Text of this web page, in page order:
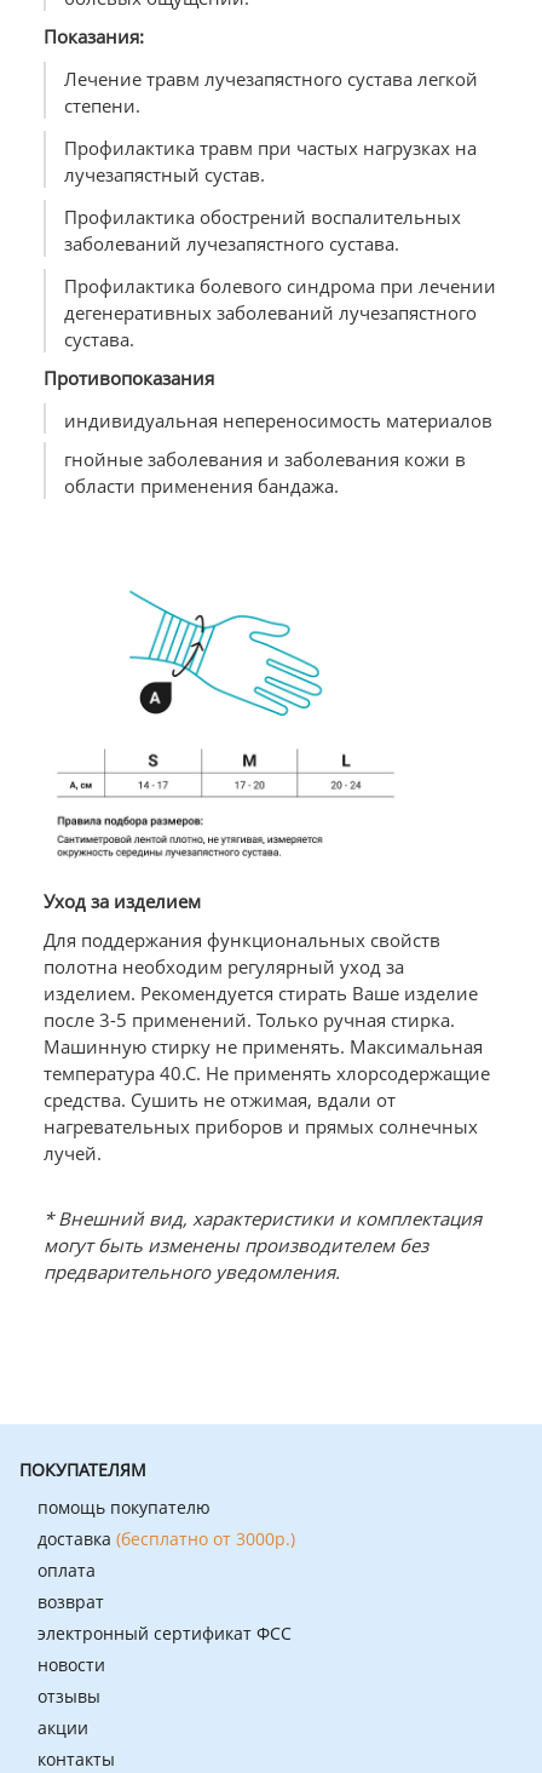
Показания:
Лечение травм лучезапястного сустава легкой
степени.
Профилактика травм при частых нагрузках на
лучезапястный сустав.
Профилактика обострений воспалительных
заболеваний лучезапястного сустава.
Профилактика болевого синдрома при лечении
дегенеративных заболеваний лучезапястного
сустава.
Противопоказания
индивидуальная непереносимость материалов
гнойные заболевания и заболевания кожи в
области применения бандажа.
Уход за изделием
Для поддержания функциональных свойств
полотна необходим регулярный уход за
изделием. Рекомендуется стирать Ваше изделие
после 3-5 применений. Только ручная стирка.
Машинную стирку не применять. Максимальная
температура 40.С. Не применять хлорсодержащие
средства. Сушить не отжимая, вдали от
нагревательных приборов и прямых солнечных
лучей.
* Внешний вид, характеристики и комплектация
могут быть изменены производителем без
предварительного уведомления.
ПОКУПАТЕЛЯМ
помощь покупателю
доставка (бесплатно от 3000р.)
оплата
возврат
электронный сертификат ФСС
новости
отзывы
акции
контакты